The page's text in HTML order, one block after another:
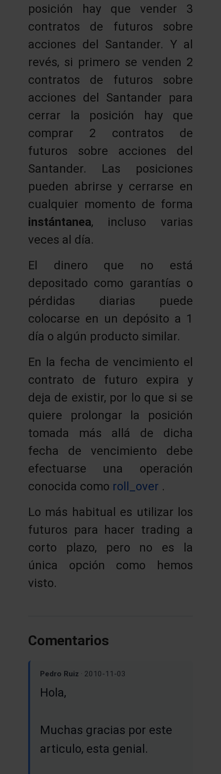
posición hay que vender 3
contratos de futuros sobre
acciones del Santander. Y al
revés, si primero se venden 2
contratos de futuros sobre
acciones del Santander para
cerrar la posición hay que
comprar 2 contratos de
futuros sobre acciones del
Santander. Las posiciones
pueden abrirse y cerrarse en
cualquier momento de forma
instántanea, incluso varias
veces al día.
El dinero que no está
depositado como garantías o
pérdidas diarias puede
colocarse en un depósito a 1
día o algún producto similar.
En la fecha de vencimiento el
contrato de futuro expira y
deja de existir, por lo que si se
quiere prolongar la posición
tomada más allá de dicha
fecha de vencimiento debe
efectuarse una operación
conocida como roll_over .
Lo más habitual es utilizar los
futuros para hacer trading a
corto plazo, pero no es la
única opción como hemos
visto.
Comentarios
Pedro Ruiz · 2010-11-03
Hola,
Muchas gracias por este
articulo, esta genial.